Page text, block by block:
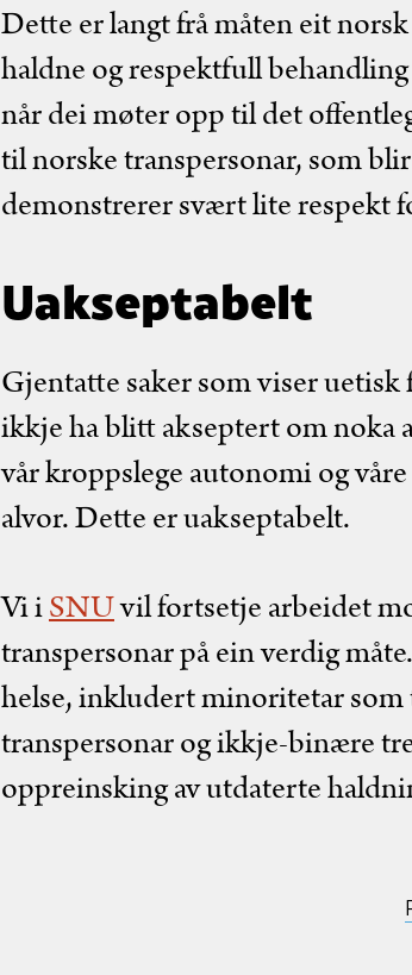
Dette er langt frå måten eit
haldne og respektfull
når dei møter opp til det
til norske transpersonar, som
demonstrerer svært lite respekt
Uakseptabelt
Gjentatte saker som viser
ikkje ha blitt akseptert om noka
vår kroppslege autonomi og
alvor. Dette er uakseptabelt.
Vi iSNUvil fortsetje arbeidet
transpersonar på ein verdig
helse, inkludert minoritetar
transpersonar og ikkje-binære
oppreinsking av utdaterte